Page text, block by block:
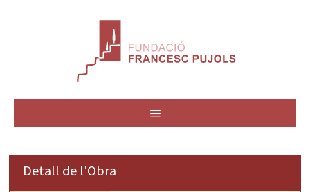
Detall de l'Obra